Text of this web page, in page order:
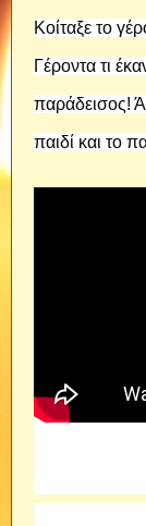
Κοίταξε το
Γέροντα τι
παράδεισος!
παιδί και το